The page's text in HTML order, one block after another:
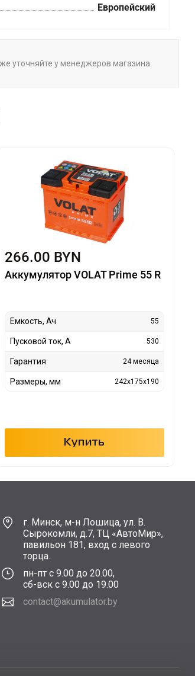
Европейский
уточняйте у менеджеров магазина.
266.00 BYN
Аккумулятор VOLAT Prime 55 R
Емкость, Ач 55
Пусковой ток, А 530
Гарантия 24 месяца
Размеры, мм 242x175x190
Купить
г. Минск, м-н Лошица, ул. В.
Сырокомли, д.7, ТЦ «АвтоМир»,
павильон 181, вход с левого
торца.
пн-пт с 9.00 до 20.00,
сб-вск с 9.00 до 19.00
contact@akumulator.by